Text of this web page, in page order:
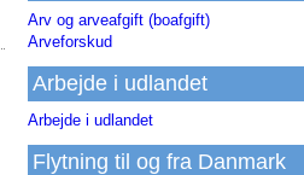
Arv og arveafgift (boafgift)
Arveforskud
Arbejde i udlandet
Arbejde i udlandet
Flytning til og fra Danmark